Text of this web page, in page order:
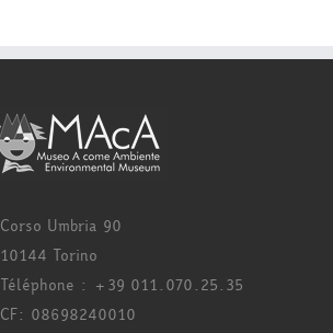
Corso Umbria 90
10144 Torino
Téléphone : +39 011.070.25.35
CF: 08698240010